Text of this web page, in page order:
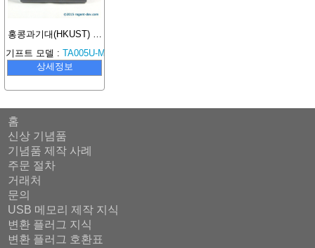
기프트 모델 : TA005U-MBK
상세정보
홈
신상 기념품
기념품 제작 사례
주문 절차
거래처
문의
USB 메모리 제작 지식
변환 플러그 지식
변환 플러그 호환표